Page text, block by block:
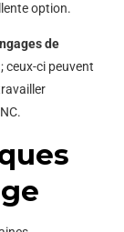
option.
de
ceux-ci peuvent